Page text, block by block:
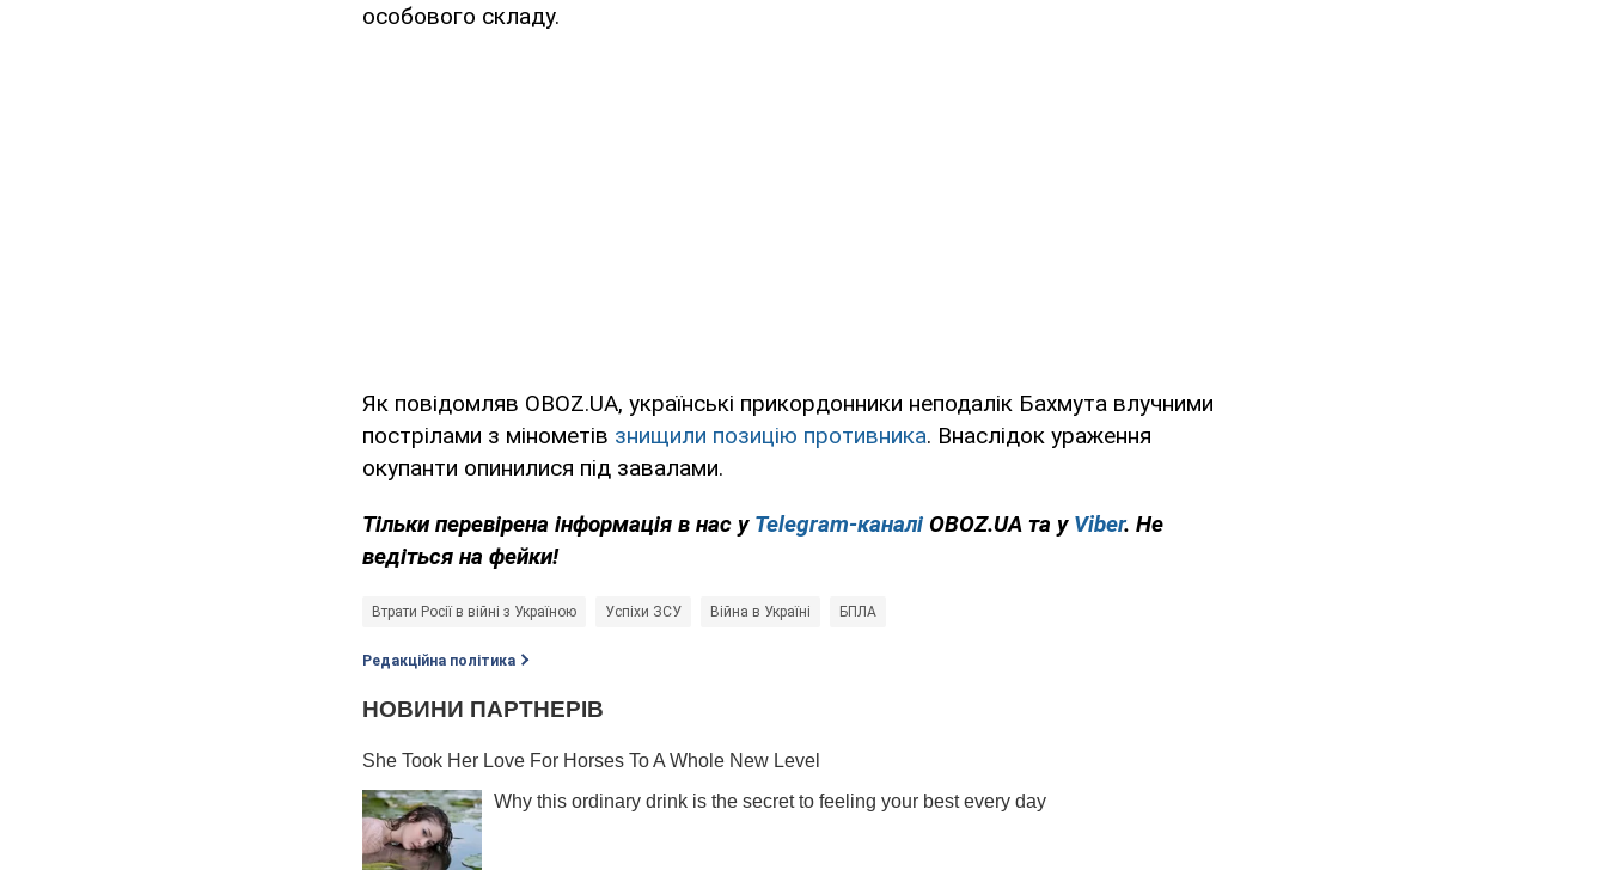
особового складу.
Як повідомляв OBOZ.UA, українські прикордонники неподалік Бахмута влучними
пострілами з мінометів знищили позицію противника. Внаслідок ураження
окупанти опинилися під завалами.
Тільки перевірена інформація в нас у Telegram-каналі OBOZ.UA та у Viber. Не
ведіться на фейки!
Втрати Росії в війні з Україною Успіхи ЗСУ Війна в Україні БПЛА
Редакційна політика